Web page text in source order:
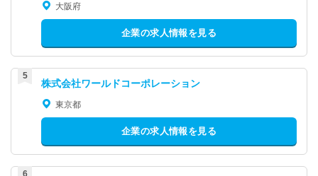
大阪府
企業の求人情報を見る
株式会社ワールドコーポレーション
東京都
企業の求人情報を見る